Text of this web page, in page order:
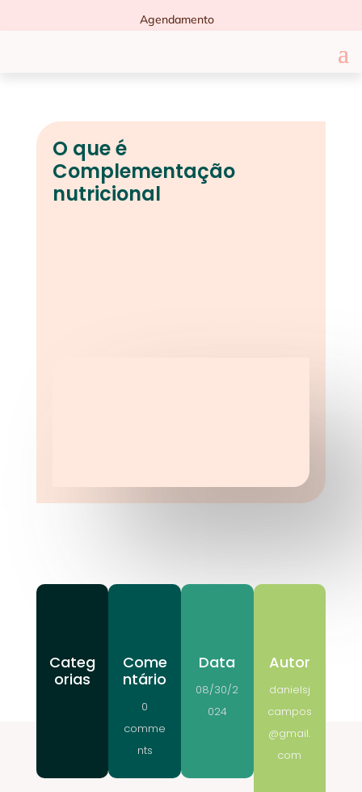
Agendamento
O que é
Complementação
nutricional
Categ
orias
Come
ntário
0
comme
nts
Data
08/30/2
024
Autor
danielsj
campos
@gmail.
com